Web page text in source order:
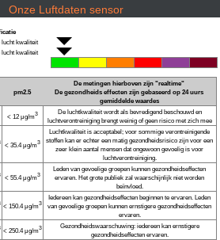
Onze Luftdaten sensor
lucht kwaliteit
lucht kwaliteit
pm2.5
De metingen hierboven zijn "realtime"
De gezondheids effecten zijn gebaseerd op 24 uurs
gemiddeldewaardes
< 12 μg/m3
De luchtkwaliteit wordt als bevredigend beschouwd en
luchtverontreiniging brengt weinig of geen risico met zich mee
< 35.4 μg/m3
Luchtkwaliteit is acceptabel; voor sommige verontreinigende
stoffen kan er echter een matig gezondheidsrisico zijn voor een
zeer klein aantal mensen dat ongewoon gevoelig is voor
luchtverontreiniging.
< 55.4 μg/m3
Leden van gevoelige groepen kunnen gezondheidseffecten
ervaren. Het grote publiek zal waarschijnlijk niet worden
beïnvloed.
< 150.4 μg/m3
Iedereen kan gezondheidseffecten beginnen te ervaren. Leden
van gevoelige groepen kunnen ernstigere gezondheidseffecten
ervaren.
< 250.4 μg/m3
Gezondheidswaarschuwing: iedereen kan ernstigere
gezondheidseffecten ervaren.